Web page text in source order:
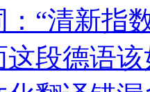
“清新指
这段德语